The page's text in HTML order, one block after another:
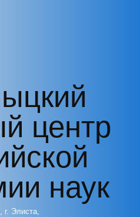
центр
наук
Элиста,